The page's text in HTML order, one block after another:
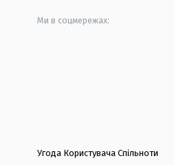
Ми в соцмережах:
Угода Користувача Спільноти